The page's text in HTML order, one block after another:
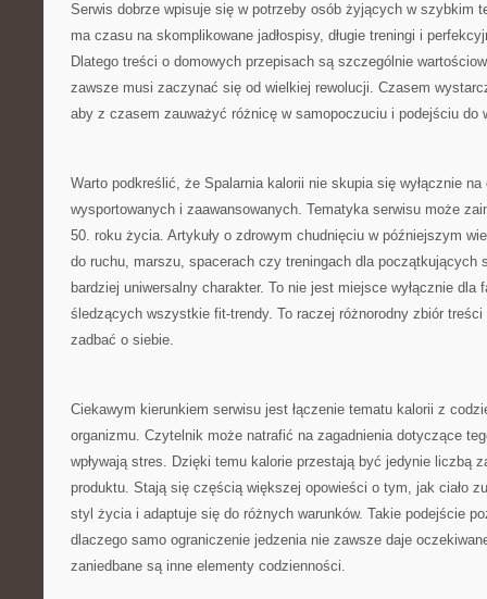
Serwis dobrze wpisuje się w potrzeby osób żyjących w szybkim
ma czasu na skomplikowane jadłospisy, długie treningi i
Dlatego treści o domowych przepisach są szczególnie
zawsze musi zaczynać się od wielkiej rewolucji. Czasem
aby z czasem zauważyć różnicę w samopoczuciu i podejściu do
Warto podkreślić, że Spalarnia kalorii nie skupia się wyłącznie na
wysportowanych i zaawansowanych. Tematyka serwisu może
50. roku życia. Artykuły o zdrowym chudnięciu w późniejszym
do ruchu, marszu, spacerach czy treningach dla początkujących
bardziej uniwersalny charakter. To nie jest miejsce wyłącznie dla
śledzących wszystkie fit-trendy. To raczej różnorodny zbiór
zadbać o siebie.
Ciekawym kierunkiem serwisu jest łączenie tematu kalorii z
organizmu. Czytelnik może natrafić na zagadnienia dotyczące
wpływają stres. Dzięki temu kalorie przestają być jedynie liczbą
produktu. Stają się częścią większej opowieści o tym, jak ciało
styl życia i adaptuje się do różnych warunków. Takie podejście
dlaczego samo ograniczenie jedzenia nie zawsze daje
zaniedbane są inne elementy codzienności.